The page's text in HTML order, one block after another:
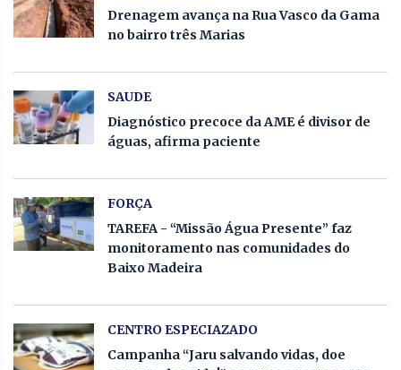
Drenagem avança na Rua Vasco da Gama
no bairro três Marias
SAUDE
Diagnóstico precoce da AME é divisor de
águas, afirma paciente
FORÇA
TAREFA - “Missão Água Presente” faz
monitoramento nas comunidades do
Baixo Madeira
CENTRO ESPECIAZADO
Campanha “Jaru salvando vidas, doe